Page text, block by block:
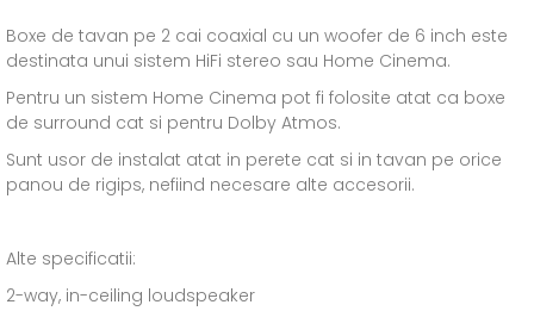
Boxe de tavan pe 2 cai coaxial cu un woofer de 6 inch este
destinata unui sistem HiFi stereo sau Home Cinema.
Pentru un sistem Home Cinema pot fi folosite atat ca boxe
de surround cat si pentru Dolby Atmos.
Sunt usor de instalat atat in perete cat si in tavan pe orice
panou de rigips, nefiind necesare alte accesorii.
Alte specificatii:
2-way, in-ceiling loudspeaker